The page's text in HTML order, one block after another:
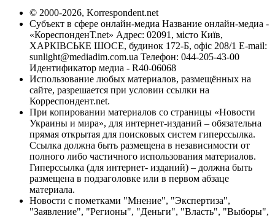
© 2000-2026, Korrespondent.net
Субъект в сфере онлайн-медиа Название онлайн-медиа -
«КореспонденТ.net» Адрес: 02091, місто Київ,
ХАРКІВСЬКЕ ШОСЕ, будинок 172-Б, офіс 208/1 E-mail:
sunlight@mediadim.com.ua Телефон: 044-205-43-00
Идентификатор медиа - R40-06068
Использование любых материалов, размещённых на
сайте, разрешается при условии ссылки на
Корреспондент.net.
При копировании материалов со страницы «Новости
Украины и мира», для интернет-изданий – обязательна
прямая открытая для поисковых систем гиперссылка.
Ссылка должна быть размещена в независимости от
полного либо частичного использования материалов.
Гиперссылка (для интернет- изданий) – должна быть
размещена в подзаголовке или в первом абзаце
материала.
Новости с пометками "Мнение", "Экспертиза",
"Заявление", "Регионы", "Деньги", "Власть", "Выборы",